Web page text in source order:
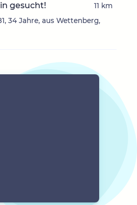
gesucht!
34 Jahre, aus Wettenberg,
11 km